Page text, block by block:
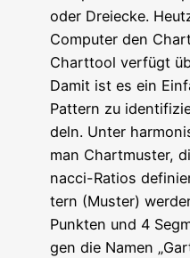
oder Drei­ecke.
Com­pu­ter den
Chart­tool ver­fügt
Damit ist es ein
Pat­tern zu
deln. Unter
man Chart­mus­ter,
nac­ci-Rati­os
tern (Mus­ter)
Punk­ten und 4
gen die Namen